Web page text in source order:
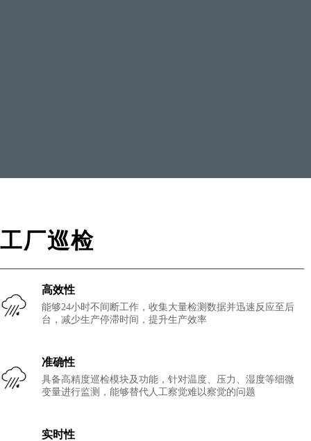
工厂巡检
高效性
能够24小时不间断工作，收集大量检测数据并迅速反应至后
台，减少生产停滞时间，提升生产效率
准确性
具备高精度巡检模块及功能，针对温度、压力、湿度等细微
变量进行监测，能够替代人工察觉难以察觉的问题
实时性